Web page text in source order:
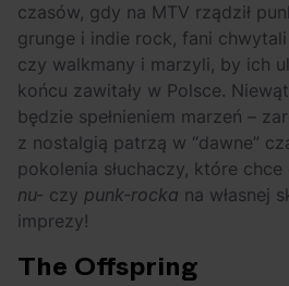
czasów, gdy na MTV rządził
grunge i indie rock, fani
czy walkmany i marzyli, by ich
końcu zawitały w Polsce.
będzie spełnieniem marzeń –
z nostalgią patrzą w “dawne”
pokolenia słuchaczy, które
nu- czy punk-rocka na własnej
imprezy!
The Offspring